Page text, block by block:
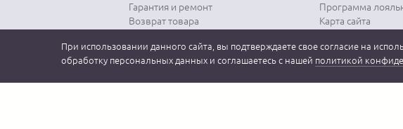
Гарантия и ремонт
Возврат товара
Уход за одеждой
Программа
Карта сайта
Отзывы о товарах
При использовании данного сайта, вы подтверждаете свое согласие на
обработку персональных данных и соглашаетесь с нашей политикой